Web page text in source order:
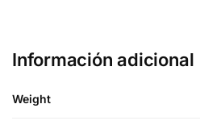
Información adicional
Weight